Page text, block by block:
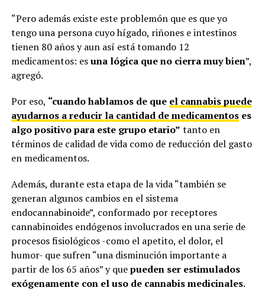
“Pero además existe este problemón que es que yo
tengo una persona cuyo hígado, riñones e intestinos
tienen 80 años y aun así está tomando 12
medicamentos: esuna lógica que no cierra muy bien”,
agregó.
Por eso, “cuando hablamos de que el cannabis puede
ayudarnos a reducir la cantidad de medicamentoses
algo positivo para este grupo etario” tanto en
términos de calidad de vida como de reducción del gasto
en medicamentos.
Además, durante esta etapa de la vida “también se
generan algunos cambios en el sistema
endocannabinoide”, conformado por receptores
cannabinoides endógenos involucrados en una serie de
procesos fisiológicos -como el apetito, el dolor, el
humor- que sufren “una disminución importante a
partir de los 65 años” y quepueden ser estimulados
exógenamente con el uso de cannabis medicinales.